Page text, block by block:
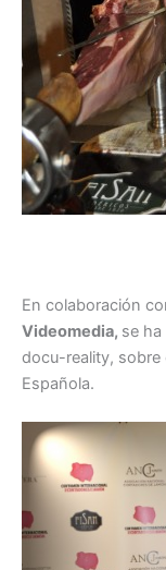
En colaboración
Videomedia, se
docu-reality, sobre
Española.